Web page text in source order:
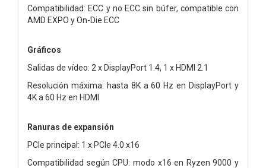
Compatibilidad: ECC y no ECC sin búfer, compatible con
AMD EXPO y On-Die ECC
Gráficos
Salidas de vídeo: 2 x DisplayPort 1.4, 1 x HDMI 2.1
Resolución máxima: hasta 8K a 60 Hz en DisplayPort y
4K a 60 Hz en HDMI
Ranuras de expansión
PCIe principal: 1 x PCIe 4.0 x16
Compatibilidad según CPU: modo x16 en Ryzen 9000 y